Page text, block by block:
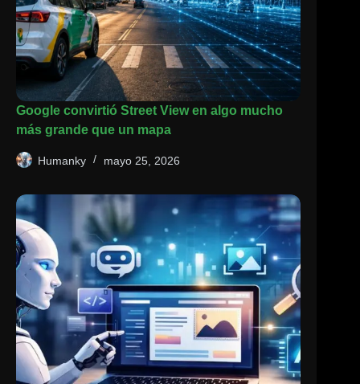
Google convirtió Street View en algo mucho
más grande que un mapa
Humanky mayo 25, 2026